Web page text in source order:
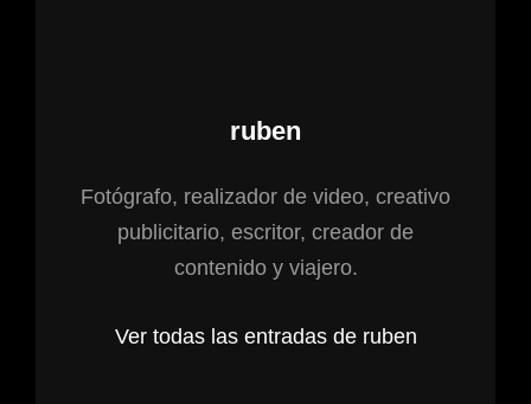
Autor:
ruben
Fotógrafo, realizador de video, creativo
publicitario, escritor, creador de
contenido y viajero.
Ver todas las entradas de ruben